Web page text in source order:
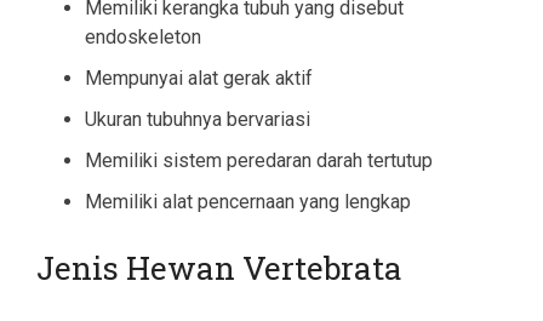
Memiliki kerangka tubuh yang disebut
endoskeleton
Mempunyai alat gerak aktif
Ukuran tubuhnya bervariasi
Memiliki sistem peredaran darah tertutup
Memiliki alat pencernaan yang lengkap
Jenis Hewan Vertebrata